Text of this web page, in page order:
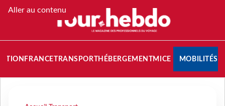
Aller au contenu
FRANCETRANSPORT HÉBERGEMENTMICE MOBILITÉS